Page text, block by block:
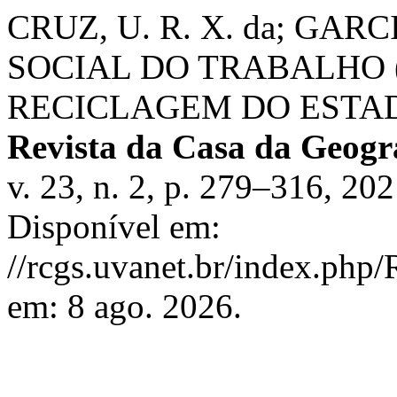
CRUZ, U. R. X. da;
SOCIAL DO
RECICLAGEM DO
Revista da Casa da
v. 23, n. 2, p. 279–316,
Disponível em:
//rcgs.uvanet.br/
em: 8 ago. 2026.